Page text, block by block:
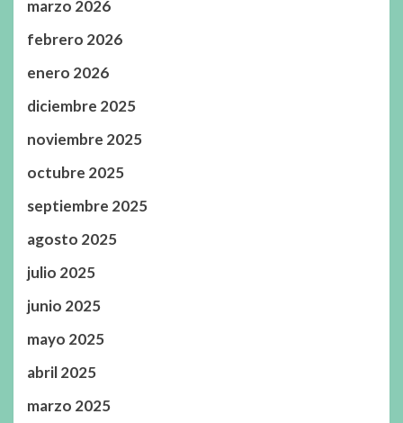
marzo 2026
febrero 2026
enero 2026
diciembre 2025
noviembre 2025
octubre 2025
septiembre 2025
agosto 2025
julio 2025
junio 2025
mayo 2025
abril 2025
marzo 2025